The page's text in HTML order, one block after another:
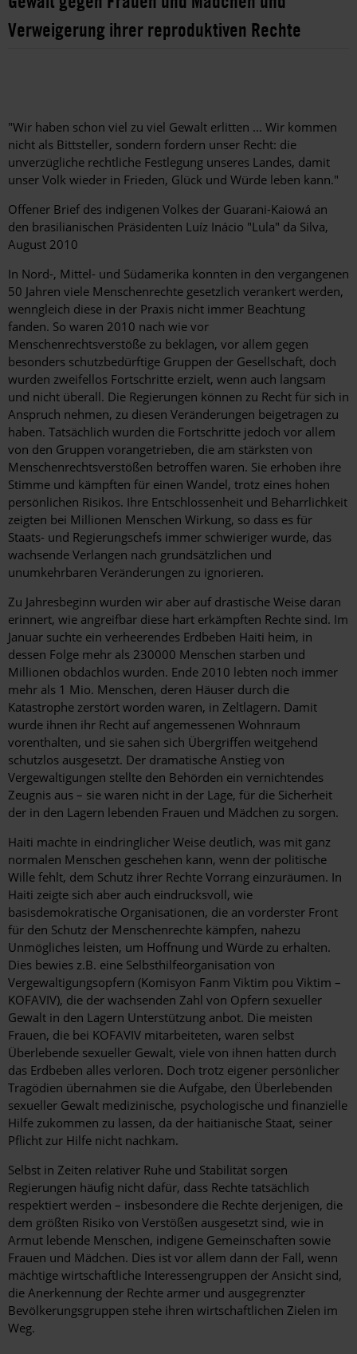
Verweigerung ihrer reproduktiven Rechte
"Wir haben schon viel zu viel Gewalt erlitten ... Wir kommen
nicht als Bittsteller, sondern fordern unser Recht: die
unverzügliche rechtliche Festlegung unseres Landes, damit
unser Volk wieder in Frieden, Glück und Würde leben kann."
Offener Brief des indigenen Volkes der Guarani-Kaiowá an
den brasilianischen Präsidenten Luíz Inácio "Lula" da Silva,
August 2010
In Nord-, Mittel- und Südamerika konnten in den vergangenen
50 Jahren viele Menschenrechte gesetzlich verankert werden,
wenngleich diese in der Praxis nicht immer Beachtung
fanden. So waren 2010 nach wie vor
Menschenrechtsverstöße zu beklagen, vor allem gegen
besonders schutzbedürftige Gruppen der Gesellschaft, doch
wurden zweifellos Fortschritte erzielt, wenn auch langsam
und nicht überall. Die Regierungen können zu Recht für sich in
Anspruch nehmen, zu diesen Veränderungen beigetragen zu
haben. Tatsächlich wurden die Fortschritte jedoch vor allem
von den Gruppen vorangetrieben, die am stärksten von
Menschenrechtsverstößen betroffen waren. Sie erhoben ihre
Stimme und kämpften für einen Wandel, trotz eines hohen
persönlichen Risikos. Ihre Entschlossenheit und Beharrlichkeit
zeigten bei Millionen Menschen Wirkung, so dass es für
Staats- und Regierungschefs immer schwieriger wurde, das
wachsende Verlangen nach grundsätzlichen und
unumkehrbaren Veränderungen zu ignorieren.
Zu Jahresbeginn wurden wir aber auf drastische Weise daran
erinnert, wie angreifbar diese hart erkämpften Rechte sind. Im
Januar suchte ein verheerendes Erdbeben Haiti heim, in
dessen Folge mehr als 230000 Menschen starben und
Millionen obdachlos wurden. Ende 2010 lebten noch immer
mehr als 1 Mio. Menschen, deren Häuser durch die
Katastrophe zerstört worden waren, in Zeltlagern. Damit
wurde ihnen ihr Recht auf angemessenen Wohnraum
vorenthalten, und sie sahen sich Übergriffen weitgehend
schutzlos ausgesetzt. Der dramatische Anstieg von
Vergewaltigungen stellte den Behörden ein vernichtendes
Zeugnis aus – sie waren nicht in der Lage, für die Sicherheit
der in den Lagern lebenden Frauen und Mädchen zu sorgen.
Haiti machte in eindringlicher Weise deutlich, was mit ganz
normalen Menschen geschehen kann, wenn der politische
Wille fehlt, dem Schutz ihrer Rechte Vorrang einzuräumen. In
Haiti zeigte sich aber auch eindrucksvoll, wie
basisdemokratische Organisationen, die an vorderster Front
für den Schutz der Menschenrechte kämpfen, nahezu
Unmögliches leisten, um Hoffnung und Würde zu erhalten.
Dies bewies z.B. eine Selbsthilfeorganisation von
Vergewaltigungsopfern (Komisyon Fanm Viktim pou Viktim –
KOFAVIV), die der wachsenden Zahl von Opfern sexueller
Gewalt in den Lagern Unterstützung anbot. Die meisten
Frauen, die bei KOFAVIV mitarbeiteten, waren selbst
Überlebende sexueller Gewalt, viele von ihnen hatten durch
das Erdbeben alles verloren. Doch trotz eigener persönlicher
Tragödien übernahmen sie die Aufgabe, den Überlebenden
sexueller Gewalt medizinische, psychologische und finanzielle
Hilfe zukommen zu lassen, da der haitianische Staat, seiner
Pflicht zur Hilfe nicht nachkam.
Selbst in Zeiten relativer Ruhe und Stabilität sorgen
Regierungen häufig nicht dafür, dass Rechte tatsächlich
respektiert werden – insbesondere die Rechte derjenigen, die
dem größten Risiko von Verstößen ausgesetzt sind, wie in
Armut lebende Menschen, indigene Gemeinschaften sowie
Frauen und Mädchen. Dies ist vor allem dann der Fall, wenn
mächtige wirtschaftliche Interessengruppen der Ansicht sind,
die Anerkennung der Rechte armer und ausgegrenzter
Bevölkerungsgruppen stehe ihren wirtschaftlichen Zielen im
Weg.